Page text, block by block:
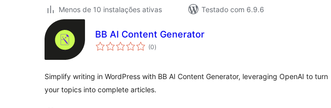
Menos de 10 instalações ativas
Testado com 6.9.6
BB AI Content Generator
(0avaliações
totais
)
Simplify writing in WordPress with BB AI Content Generator, leveraging OpenAI to turn
your topics into complete articles.